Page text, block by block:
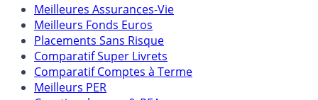
Meilleures Assurances-Vie
Meilleurs Fonds Euros
Placements Sans Risque
Comparatif Super Livrets
Comparatif Comptes à Terme
Meilleurs PER